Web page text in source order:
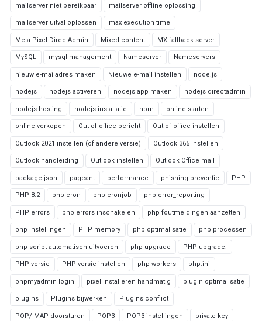
mailserver niet bereikbaar mailserver offline oplossing
mailserver uitval oplossen max execution time
Meta Pixel DirectAdmin Mixed content MX fallback server
MySQL mysql management Nameserver Nameservers
nieuw e-mailadres maken Nieuwe e-mail instellen node.js
nodejs nodejs activeren nodejs app maken nodejs directadmin
nodejs hosting nodejs installatie npm online starten
online verkopen Out of office bericht Out of office instellen
Outlook 2021 instellen (of andere versie) Outlook 365 instellen
Outlook handleiding Outlook instellen Outlook Office mail
package.json pageant performance phishing preventie PHP
PHP 8.2 php cron php cronjob php error_reporting
PHP errors php errors inschakelen php foutmeldingen aanzetten
php instellingen PHP memory php optimalisatie php processen
php script automatisch uitvoeren php upgrade PHP upgrade.
PHP versie PHP versie instellen php workers php.ini
phpmyadmin login pixel installeren handmatig plugin optimalisatie
plugins Plugins bijwerken Plugins conflict
POP/IMAP doorsturen POP3 POP3 instellingen private key